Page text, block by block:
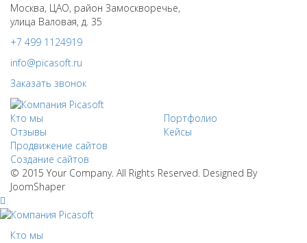
Москва, ЦАО, район Замоскворечье,
улица Валовая, д. 35
+7 499 1124919
info@picasoft.ru
Заказать звонок
Кто мы
Отзывы
Портфолио
Кейсы
Продвижение сайтов
Создание сайтов
© 2015 Your Company. All Rights Reserved. Designed By
JoomShaper
Кто мы